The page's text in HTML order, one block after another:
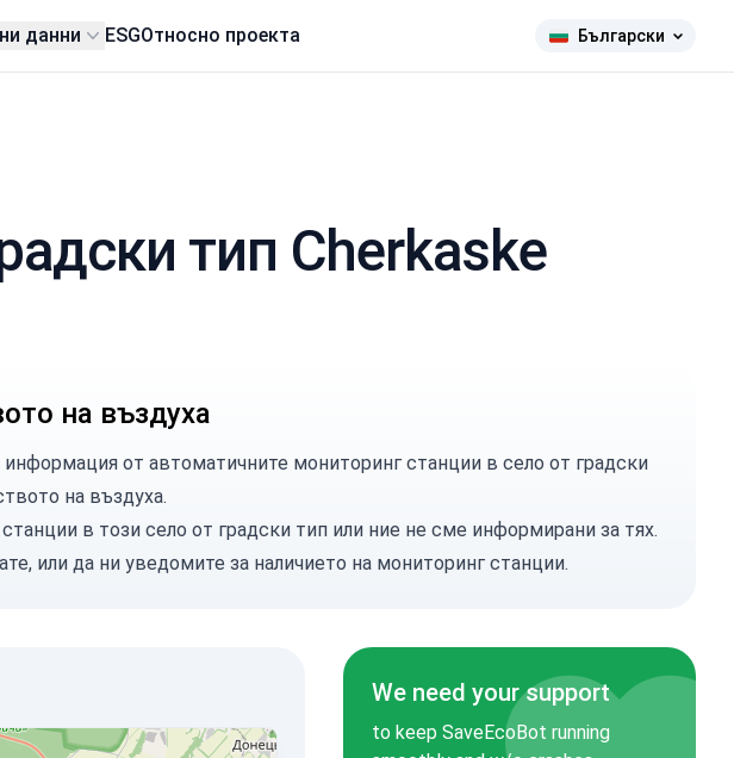
данни ESGОтносно проекта Български
тип Cherkaske
на въздуха
от автоматичните мониторинг станции в село от градски
на въздуха.
в този село от градски тип или ние не сме информирани за тях.
или да ни уведомите за наличието на мониторинг станции.
We need your support
to keep SaveEcoBot running